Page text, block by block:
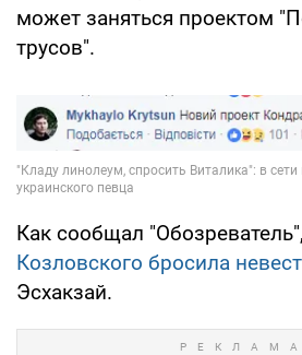
может заняться проектом
трусов".
Как сообщал
Козловского бросила
Эсхакзай.